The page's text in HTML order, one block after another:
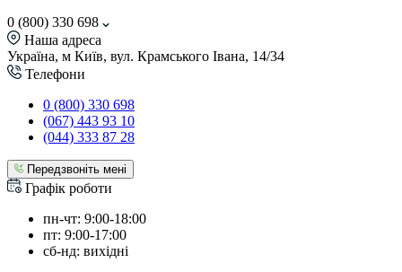
0 (800) 330 698
Наша адреса
Україна, м Київ, вул. Крамського Івана, 14/34
Телефони
0 (800) 330 698
(067) 443 93 10
(044) 333 87 28
Передзвоніть мені
Графік роботи
пн-чт: 9:00-18:00
пт: 9:00-17:00
сб-нд: вихідні